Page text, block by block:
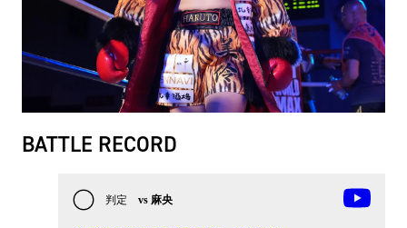
BATTLE RECORD
判定 vs 麻央